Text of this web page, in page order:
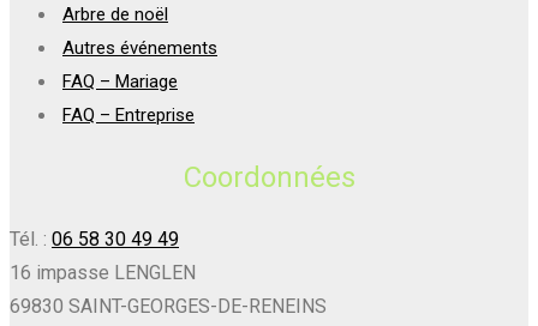
Arbre de noël
Autres événements
FAQ – Mariage
FAQ – Entreprise
Coordonnées
Tél. : 06 58 30 49 49
16 impasse LENGLEN
69830 SAINT-GEORGES-DE-RENEINS